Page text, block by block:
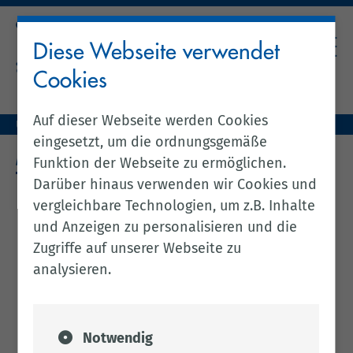
Unser Landkreis Kreis & Politik Migration & Integration
MIGRATION & INTEGRATION
Diese Webseite verwendet
Cookies
Auf dieser Webseite werden Cookies
eingesetzt, um die ordnungsgemäße
Funktion der Webseite zu ermöglichen.
Darüber hinaus verwenden wir Cookies und
vergleichbare Technologien, um z.B. Inhalte
und Anzeigen zu personalisieren und die
Zugriffe auf unserer Webseite zu
analysieren.
Notwendig